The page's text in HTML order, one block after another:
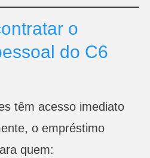
o
do C6
têm acesso imediato
o empréstimo
quem: